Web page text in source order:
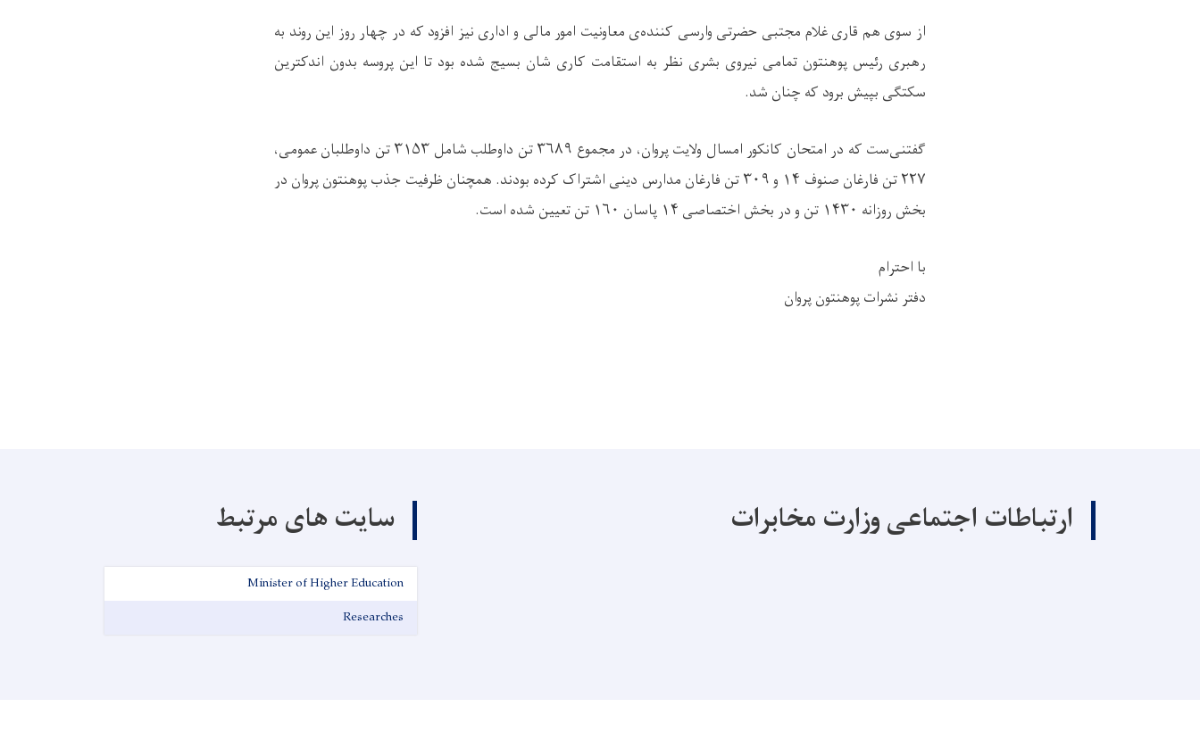
از سوی هم قاری غلام مجتبی حضرتی وارسی کننده‌ی معاونیت امور مالی و اداری نیز افزود که در چهار روز این روند به
رهبری رئیس پوهنتون تمامی نیروی بشری نظر به استقامت کاری شان بسیج شده بود تا این پروسه بدون اندکترین
سکتگی بپیش برود که چنان شد.
گفتنی‌ست که در امتحان کانکور امسال ولایت پروان، در مجموع ۳۶۸۹تن داوطلب شامل ۳۱۵۳تن داوطلبان عمومی،
۲۲۷تن فارغان صنوف ۱۴ و۳۰۹تن فارغان مدارس دینی اشتراک کرده بودند. همچنان ظرفیت جذب پوهنتون پروان در
بخش روزانه ۱۴۳۰ تن و در بخش اختصاصی ۱۴ پاسان ۱۶۰ تن تعیین شده است.
با احترام
دفتر نشرات پوهنتون پروان
ارتباطات اجتماعی وزارت مخابرات سایت های مرتبط
Minister of Higher Education
Researches